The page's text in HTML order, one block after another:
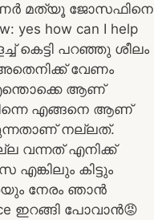
മത്യൂ ജോസഫിനെ
how can I help
കെട്ടി പറഞ്ഞു ശീലം
വേണം
ആണ്
എങ്ങനെ ആണ്
നല്ലത്.
വന്നത് എനിക്ക്
കിട്ടും
നേരം ഞാൻ
ഇറങ്ങി പോവാൻ😡